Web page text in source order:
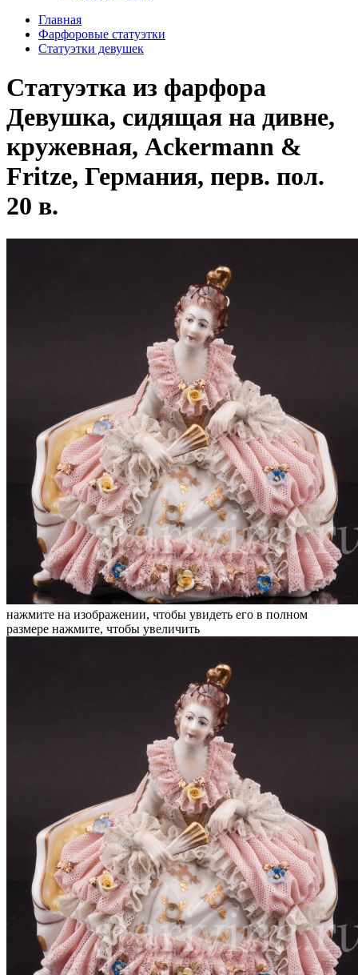
Главная
Фарфоровые статуэтки
Статуэтки девушек
Статуэтка из фарфора
Девушка, сидящая на дивне,
кружевная, Ackermann &
Fritze, Германия, перв. пол.
20 в.
нажмите на изображении, чтобы увидеть его в полном
размере нажмите, чтобы увеличить